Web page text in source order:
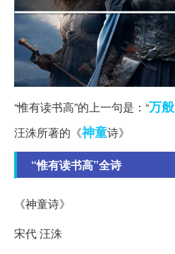
“惟有读书高”的上一句是：“万
汪洙所著的《神童诗》
“惟有读书高”全诗
《神童诗》
宋代 汪洙